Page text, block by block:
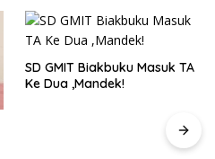
SD GMIT Biakbuku Masuk TA
Ke Dua ,Mandek!